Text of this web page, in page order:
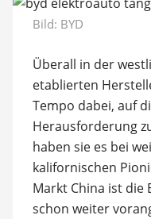
Bild: BYD
Überall in der
etablierten
Tempo dabei, auf
Herausforderung
haben sie es bei
kalifornischen
Markt China ist die
schon weiter